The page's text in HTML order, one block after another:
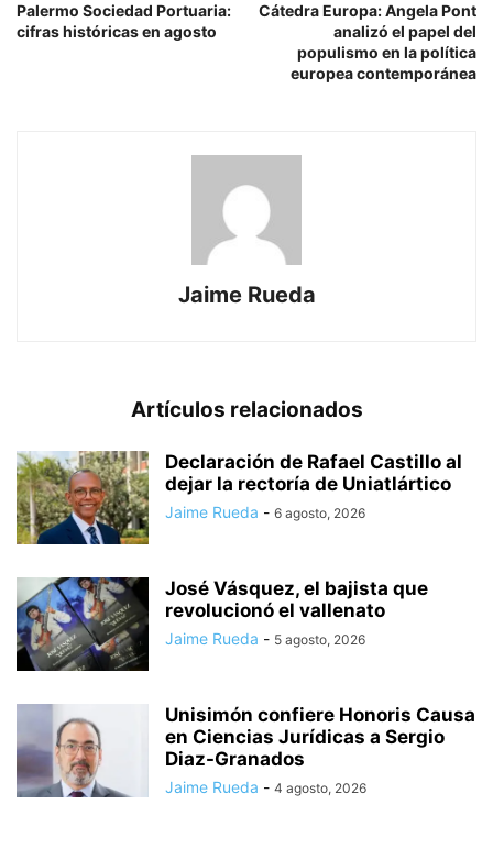
Palermo Sociedad Portuaria:
cifras históricas en agosto
Cátedra Europa: Angela Pont
analizó el papel del
populismo en la política
europea contemporánea
Jaime Rueda
Artículos relacionados
Declaración de Rafael Castillo al
dejar la rectoría de Uniatlártico
Jaime Rueda - 6 agosto, 2026
José Vásquez, el bajista que
revolucionó el vallenato
Jaime Rueda - 5 agosto, 2026
Unisimón confiere Honoris Causa
en Ciencias Jurídicas a Sergio
Diaz-Granados
Jaime Rueda - 4 agosto, 2026